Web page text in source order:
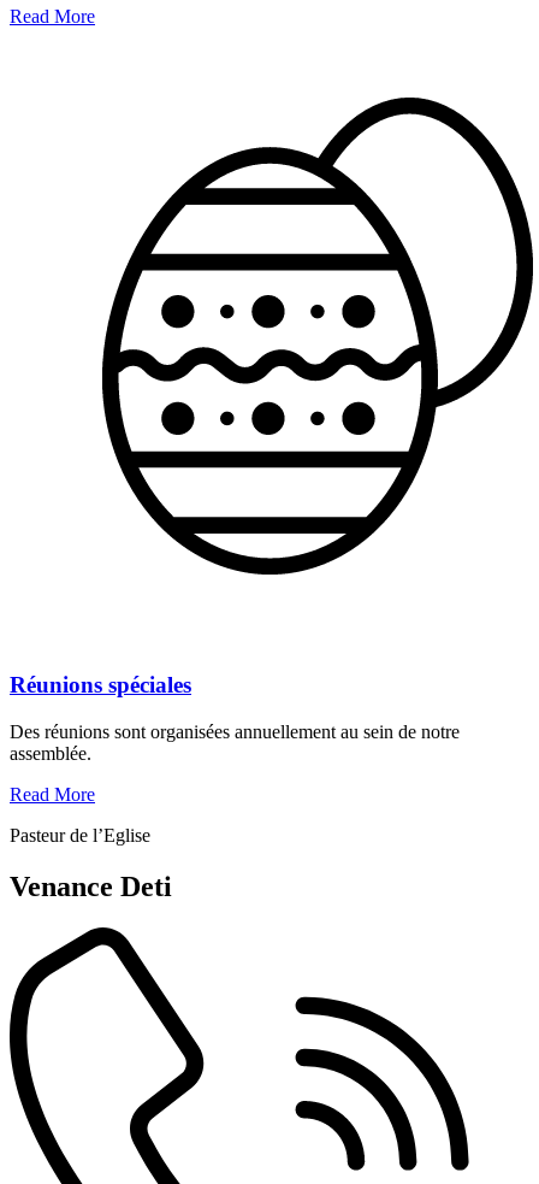
Read More
Réunions spéciales
Des réunions sont organisées annuellement au sein de notre
assemblée.
Read More
Pasteur de l’Eglise
Venance Deti